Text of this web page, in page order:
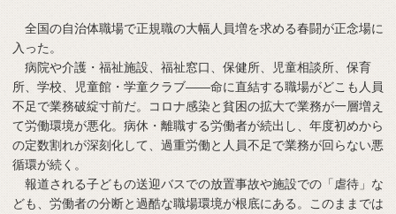
全国の自治体職場で正規職の大幅人員増を求める春闘が正念場に
入った。
病院や介護・福祉施設、福祉窓口、保健所、児童相談所、保育
所、学校、児童館・学童クラブ——命に直結する職場がどこも人員
不足で業務破綻寸前だ。コロナ感染と貧困の拡大で業務が一層増え
て労働環境が悪化。病休・離職する労働者が続出し、年度初めから
の定数割れが深刻化して、過重労働と人員不足で業務が回らない悪
循環が続く。
報道される子どもの送迎バスでの放置事故や施設での「虐待」な
ども、労働者の分断と過酷な職場環境が根底にある。このままでは